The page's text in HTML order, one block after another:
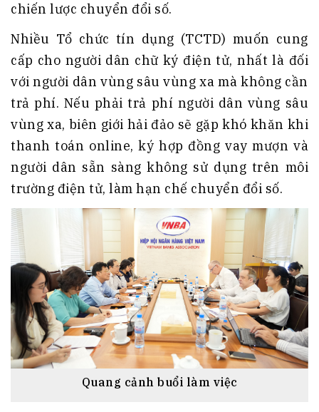
chiến lược chuyển đổi số.
Nhiều Tổ chức tín dụng (TCTD) muốn cung
cấp cho người dân chữ ký điện tử, nhất là đối
với người dân vùng sâu vùng xa mà không cần
trả phí. Nếu phải trả phí người dân vùng sâu
vùng xa, biên giới hải đảo sẽ gặp khó khăn khi
thanh toán online, ký hợp đồng vay mượn và
người dân sẵn sàng không sử dụng trên môi
trường điện tử, làm hạn chế chuyển đổi số.
Quang cảnh buổi làm việc